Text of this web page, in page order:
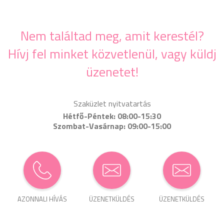
Nem találtad meg, amit kerestél?
Hívj fel minket közvetlenül, vagy küldj
üzenetet!
Szaküzlet nyitvatartás
Hétfő-Péntek: 08:00-15:30
Szombat-Vasárnap: 09:00-15:00
AZONNALI HÍVÁS
ÜZENET­KÜLDÉS
ÜZENET­KÜLDÉS